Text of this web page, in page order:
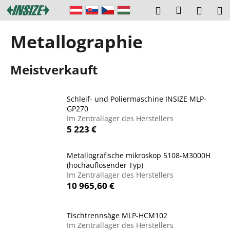
Zum
Inhalt
springen
SuchenLogin
Metallographie
Meistverkauft
Schleif- und Poliermaschine INSIZE MLP-
GP270
Im Zentrallager des Herstellers
5 223 €
Metallografische mikroskop 5108-M3000H
(hochauflösender Typ)
Im Zentrallager des Herstellers
10 965,60 €
Tischtrennsäge MLP-HCM102
Im Zentrallager des Herstellers
W
a
zum
zum
a